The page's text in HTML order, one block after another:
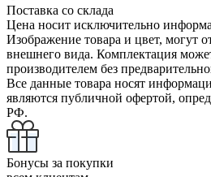
Поставка со склада
Цена носит исключительно
Изображение товара и цвет, могут
внешнего вида. Комплектация
производителем без
Все данные товара носят
являются публичной офертой,
РФ.
Бонусы за покупки